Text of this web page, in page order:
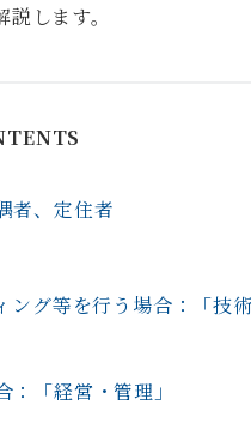
します。
者、定住者
グ等を行う場合：「技
「経営・管理」